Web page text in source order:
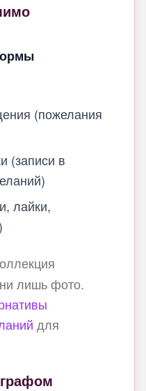
(пожелания
(записи в
лайки,
лишь фото.
для